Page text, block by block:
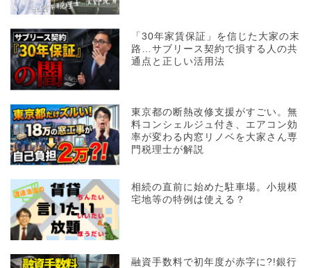
「30年家賃保証」を信じた大家の末
路…サブリース契約で損する人の共
通点と正しい活用法
東京都の断熱改修支援がすごい。無
料コンシェルジュ付き、エアコン効
率が変わる内窓リノベを大家さん専
門税理士が解説
相続の直前に始めた駐車場。小規模
宅地等の特例は使える？
融資手数料で初年度が赤字に?!銀行